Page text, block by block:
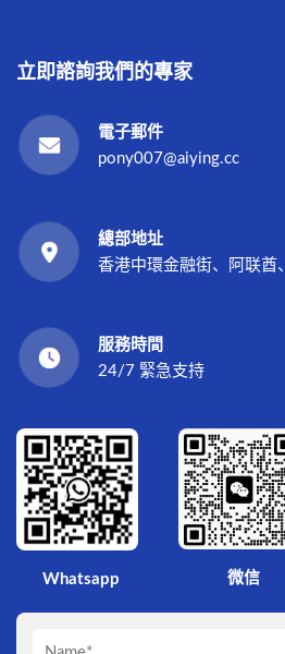
立即諮詢我們的專家
電子郵件
pony007@aiying.cc
總部地址
香港中環金融街、阿联酋
服務時間
24/7 緊急支持
Whatsapp 微信